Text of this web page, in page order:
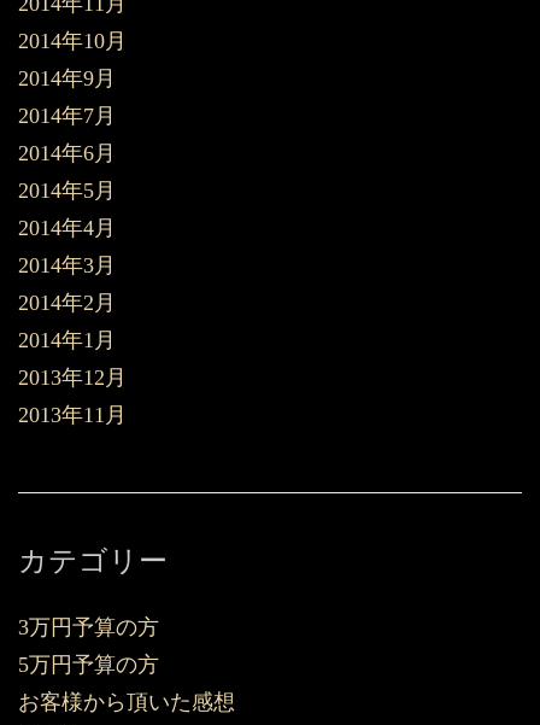
2014年10月
2014年9月
2014年7月
2014年6月
2014年5月
2014年4月
2014年3月
2014年2月
2014年1月
2013年12月
2013年11月
カテゴリー
3万円予算の方
5万円予算の方
お客様から頂いた感想